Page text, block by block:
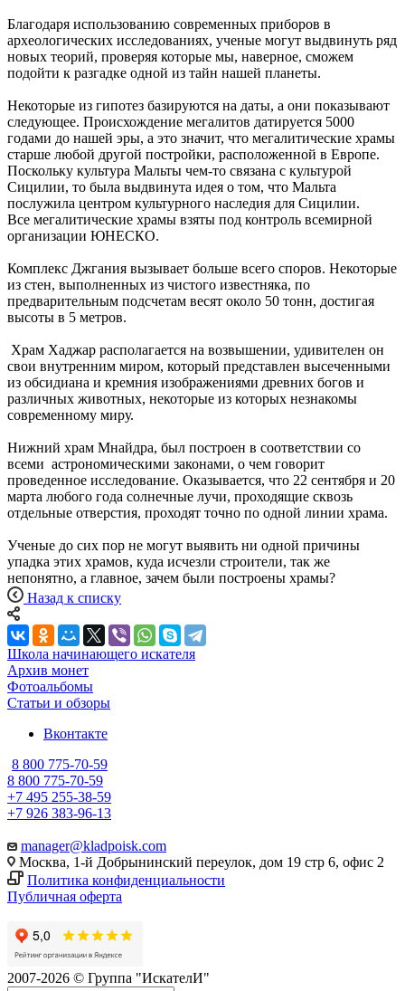
Благодаря использованию современных приборов в
археологических исследованиях, ученые могут выдвинуть ряд
новых теорий, проверяя которые мы, наверное, сможем
подойти к разгадке одной из тайн нашей планеты.
Некоторые из гипотез базируются на даты, а они показывают
следующее. Происхождение мегалитов датируется 5000
годами до нашей эры, а это значит, что мегалитические храмы
старше любой другой постройки, расположенной в Европе.
Поскольку культура Мальты чем-то связана с культурой
Сицилии, то была выдвинута идея о том, что Мальта
послужила центром культурного наследия для Сицилии.
Все мегалитические храмы взяты под контроль всемирной
организации ЮНЕСКО.
Комплекс Джгания вызывает больше всего споров. Некоторые
из стен, выполненных из чистого известняка, по
предварительным подсчетам весят около 50 тонн, достигая
высоты в 5 метров.
Храм Хаджар располагается на возвышении, удивителен он
свои внутренним миром, который представлен высеченными
из обсидиана и кремния изображениями древних богов и
различных животных, некоторые из которых незнакомы
современному миру.
Нижний храм Мнайдра, был построен в соответствии со
всеми астрономическими законами, о чем говорит
проведенное исследование. Оказывается, что 22 сентября и 20
марта любого года солнечные лучи, проходящие сквозь
отдельные отверстия, проходят точно по одной линии храма.
Ученые до сих пор не могут выявить ни одной причины
упадка этих храмов, куда исчезли строители, так же
непонятно, а главное, зачем были построены храмы?
Назад к списку
Школа начинающего искателя
Архив монет
Фотоальбомы
Статьи и обзоры
Вконтакте
8 800 775-70-59
8 800 775-70-59
+7 495 255-38-59
+7 926 383-96-13
manager@kladpoisk.com
Москва, 1-й Добрынинский переулок, дом 19 стр 6, офис 2
Политика конфиденциальности
Публичная оферта
2007-2026 © Группа "ИскателИ"